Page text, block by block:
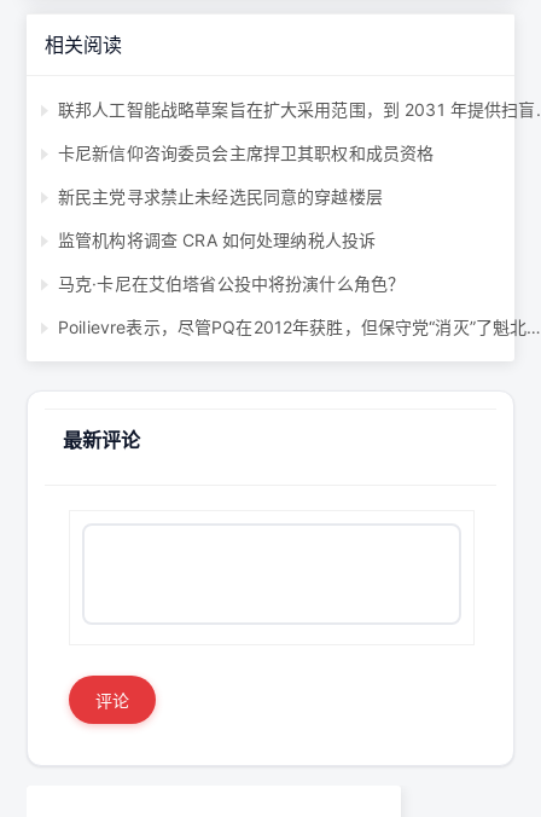
相关阅读
联邦人工智
卡尼新信仰咨询委员会主席捍卫其职权和成员资格
新民主党寻求禁止未经选民同意的穿越楼层
监管机构将调查 CRA 如何处理纳税人投诉
马克·卡尼在艾伯塔省公投中将扮演什么角色？
Poilievre表示，尽管PQ在2012年获胜，但保守党“消灭”了魁北克分裂主义 ...
最新评论
评论